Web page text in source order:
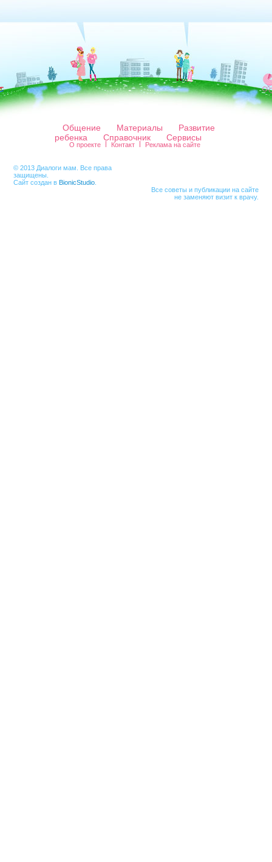
Общение Материалы
Развитие
ребенка
Справочник Сервисы
О проекте Контакт Реклама на сайте
© 2013 Диалоги мам. Все права
защищены.
Сайт создан в BionicStudio
Все советы и публикации на сайте
не заменяют визит к врачу.